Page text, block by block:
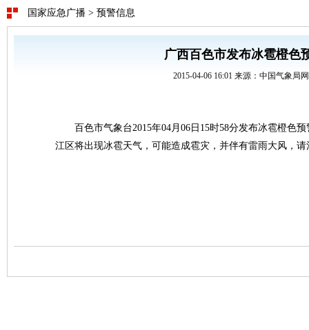
国家应急广播 > 预警信息
广西百色市发布冰雹橙色
2015-04-06 16:01 来源：中国气象局
百色市气象台2015年04月06日15时58分发布冰雹橙色
江区将出现冰雹天气，可能造成雹灾，并伴有雷雨大风，请